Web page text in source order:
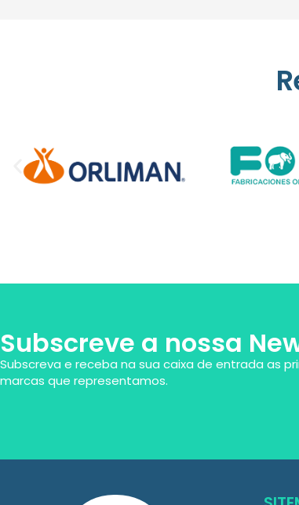
Subscreve a nossa
Subscreva e receba na sua caixa de entrada as
marcas que representamos.